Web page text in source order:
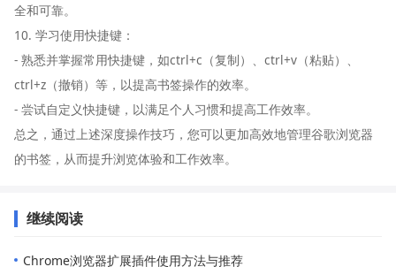
全和可靠。
10. 学习使用快捷键：
- 熟悉并掌握常用快捷键，如ctrl+c（复制）、ctrl+v（粘贴）、
ctrl+z（撤销）等，以提高书签操作的效率。
- 尝试自定义快捷键，以满足个人习惯和提高工作效率。
总之，通过上述深度操作技巧，您可以更加高效地管理谷歌浏览器
的书签，从而提升浏览体验和工作效率。
继续阅读
Chrome浏览器扩展插件使用方法与推荐